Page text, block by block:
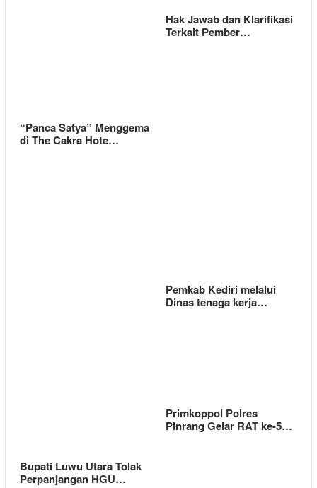
Hak Jawab dan Klarifikasi
Terkait Pember…
“Panca Satya” Menggema
di The Cakra Hote…
Pemkab Kediri melalui
Dinas tenaga kerja…
Bupati Luwu Utara Tolak
Perpanjangan HGU…
Primkoppol Polres
Pinrang Gelar RAT ke-5…